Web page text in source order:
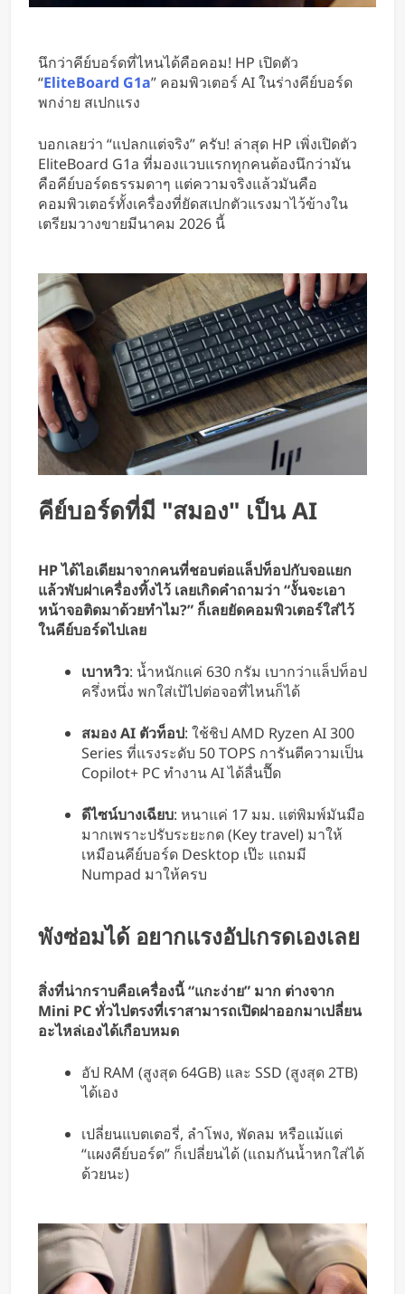
ชาร์จ และแบตฯ ใช้งานสูงสุด 32.5
ตามความเร็วและรูปแบบการฝึก
นึกว่าคีย์บอร์ดที่ไหนได้คือคอม! HP เปิดตัว
“EliteBoard G1a” คอมพิวเตอร์ AI ในร่างคีย์บอร์ด
พกง่าย สเปกแรง
บอกเลยว่า “แปลกแต่จริง” ครับ! ล่าสุด HP เพิ่งเปิดตัว
EliteBoard G1a ที่มองแวบแรกทุกคนต้องนึกว่ามัน
คือคีย์บอร์ดธรรมดาๆ แต่ความจริงแล้วมันคือ
คอมพิวเตอร์ทั้งเครื่องที่ยัดสเปกตัวแรงมาไว้ข้างใน
เตรียมวางขายมีนาคม 2026 นี้
คีย์บอร์ดที่มี "สมอง" เป็น AI
HP ได้ไอเดียมาจากคนที่ชอบต่อแล็ปท็อปกับจอแยก
แล้วพับฝาเครื่องทิ้งไว้ เลยเกิดคำถามว่า “งั้นจะเอา
หน้าจอติดมาด้วยทำไม?” ก็เลยยัดคอมพิวเตอร์ใส่ไว้
ในคีย์บอร์ดไปเลย
เบาหวิว: น้ำหนักแค่ 630 กรัม เบากว่าแล็ปท็อป
ครึ่งหนึ่ง พกใส่เป้ไปต่อจอที่ไหนก็ได้
สมอง AI ตัวท็อป: ใช้ชิป AMD Ryzen AI 300
Series ที่แรงระดับ 50 TOPS การันตีความเป็น
Copilot+ PC ทำงาน AI ได้ลื่นปื๊ด
ดีไซน์บางเฉียบ: หนาแค่ 17 มม. แต่พิมพ์มันมือ
มากเพราะปรับระยะกด (Key travel) มาให้
เหมือนคีย์บอร์ด Desktop เป๊ะ แถมมี
Numpad มาให้ครบ
พังซ่อมได้ อยากแรงอัปเกรดเองเลย
สิ่งที่น่ากราบคือเครื่องนี้ “แกะง่าย” มาก ต่างจาก
Mini PC ทั่วไปตรงที่เราสามารถเปิดฝาออกมาเปลี่ยน
อะไหล่เองได้เกือบหมด
อัป RAM (สูงสุด 64GB) และ SSD (สูงสุด 2TB)
ได้เอง
เปลี่ยนแบตเตอรี่, ลำโพง, พัดลม หรือแม้แต่
“แผงคีย์บอร์ด” ก็เปลี่ยนได้ (แถมกันน้ำหกใส่ได้
ด้วยนะ)